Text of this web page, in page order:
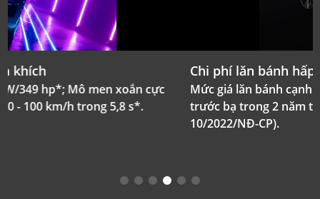
Chi phí lăn bánh hấp dẫn
Mức giá lăn bánh cạnh tranh (được miễn phí lệ phí
trước bạ trong 2 năm từ 1/3/2023 theo Nghị định